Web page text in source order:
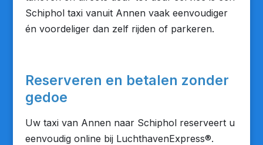
Schiphol taxi vanuit Annen vaak eenvoudiger
én voordeliger dan zelf rijden of parkeren.
Reserveren en betalen zonder
gedoe
Uw taxi van Annen naar Schiphol reserveert u
eenvoudig online bij LuchthavenExpress®.